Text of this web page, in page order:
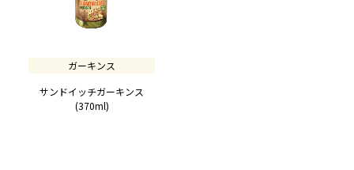
ガーキンス
サンドイッチガーキンス
(370ml)